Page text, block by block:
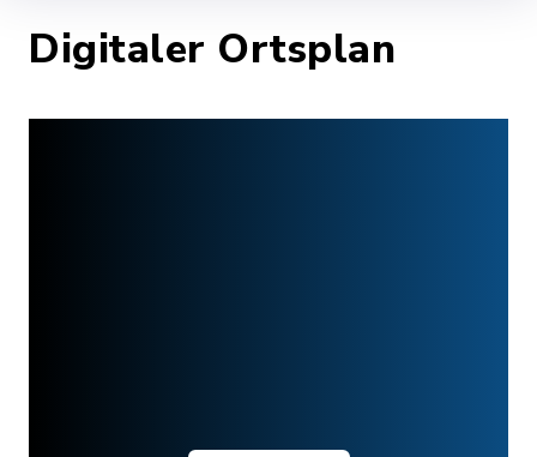
Digitaler Ortsplan